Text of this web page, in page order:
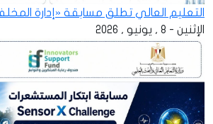
التعليم العالي تطلق مسابقة «إدارة
الإثنين - 8 , يونيو , 2026